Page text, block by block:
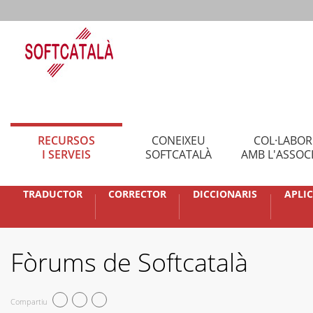
RECURSOS
I SERVEIS
CONEIXEU
SOFTCATALÀ
AMB
TRADUCTOR CORRECTOR DICCIONARIS
Fòrums de Softcatalà
Compartiu